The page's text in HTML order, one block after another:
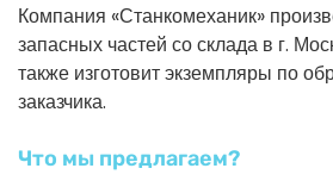
Компания «Станкомеханик»
запасных частей со склада в г.
также изготовит экземпляры по
заказчика.
Что мы предлагаем?